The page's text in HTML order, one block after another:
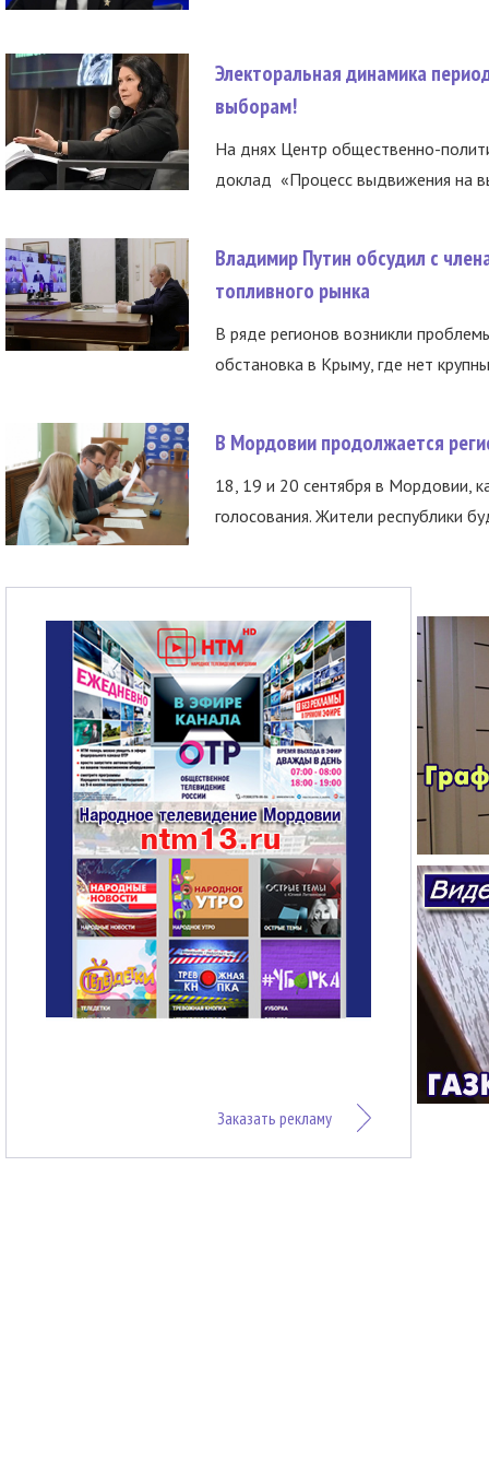
Электоральная динамика
выборам!
На днях Центр общественно-
доклад «Процесс выдвижения на
Владимир Путин обсудил с
топливного рынка
В ряде регионов возникли
обстановка в Крыму, где нет
В Мордовии продолжается
18, 19 и 20 сентября в Мордовии,
голосования. Жители республики
Заказать рекламу